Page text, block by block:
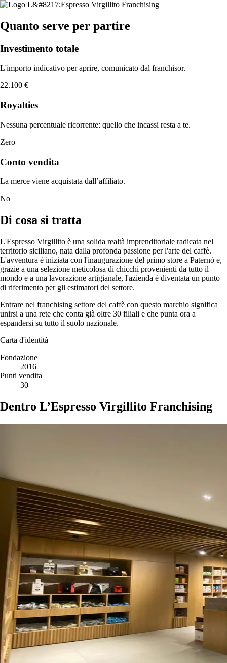
Quanto serve per partire
Investimento totale
L'importo indicativo per aprire, comunicato dal franchisor.
22.100 €
Royalties
Nessuna percentuale ricorrente: quello che incassi resta a te.
Zero
Conto vendita
La merce viene acquistata dall’affiliato.
No
Di cosa si tratta
L'Espresso Virgillito è una solida realtà imprenditoriale radicata nel
territorio siciliano, nata dalla profonda passione per l'arte del caffè.
L'avventura è iniziata con l'inaugurazione del primo store a Paternò e,
grazie a una selezione meticolosa di chicchi provenienti da tutto il
mondo e a una lavorazione artigianale, l'azienda è diventata un punto
di riferimento per gli estimatori del settore.
Entrare nel franchising settore del caffè con questo marchio significa
unirsi a una rete che conta già oltre 30 filiali e che punta ora a
espandersi su tutto il suolo nazionale.
Carta d'identità
Fondazione
2016
Punti vendita
30
Dentro L’Espresso Virgillito Franchising